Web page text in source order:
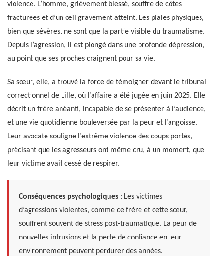
violence. L’homme, grièvement blessé, souffre de côtes
fracturées et d’un œil gravement atteint. Les plaies physiques,
bien que sévères, ne sont que la partie visible du traumatisme.
Depuis l’agression, il est plongé dans une profonde dépression,
au point que ses proches craignent pour sa vie.
Sa sœur, elle, a trouvé la force de témoigner devant le tribunal
correctionnel de Lille, où l’affaire a été jugée en juin 2025. Elle
décrit un frère anéanti, incapable de se présenter à l’audience,
et une vie quotidienne bouleversée par la peur et l’angoisse.
Leur avocate souligne l’extrême violence des coups portés,
précisant que les agresseurs ont même cru, à un moment, que
leur victime avait cessé de respirer.
Conséquences psychologiques : Les victimes
d’agressions violentes, comme ce frère et cette sœur,
souffrent souvent de stress post-traumatique. La peur de
nouvelles intrusions et la perte de confiance en leur
environnement peuvent perdurer des années.